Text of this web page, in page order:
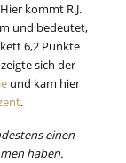
Hier kommt R.J.
und bedeutet,
6,2 Punkte
sich der
und kam hier
.
einen
haben.